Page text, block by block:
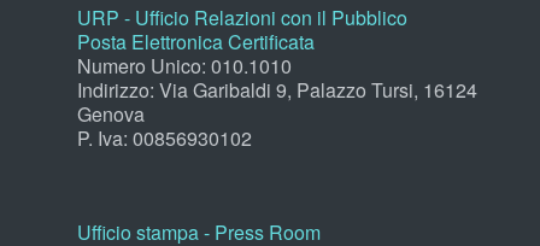
URP - Ufficio Relazioni con il Pubblico
Posta Elettronica Certificata
Numero Unico: 010.1010
Indirizzo: Via Garibaldi 9, Palazzo Tursi, 16124
Genova
P. Iva: 00856930102
Ufficio stampa - Press Room